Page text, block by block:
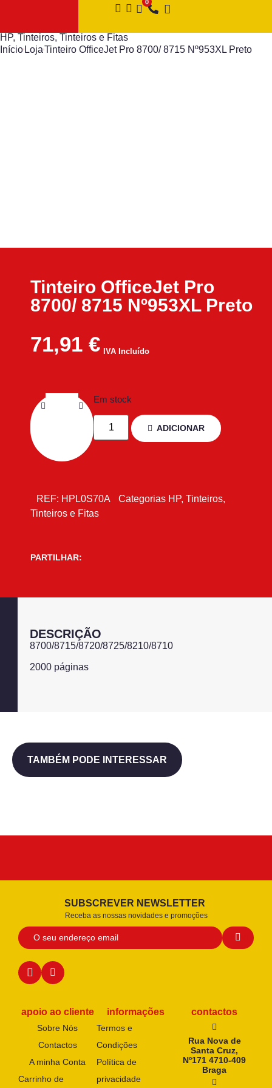
HP, Tinteiros, Tinteiros e Fitas
Início LojaTinteiro OfficeJet Pro 8700/ 8715 Nº953XL Preto
Tinteiro OfficeJet Pro
8700/ 8715 Nº953XL Preto
71,91 € IVA Incluído
Em stock
ADICIONAR
REF: HPL0S70A Categorias HP, Tinteiros,
Tinteiros e Fitas
PARTILHAR:
DESCRIÇÃO
8700/8715/8720/8725/8210/8710
2000 páginas
TAMBÉM PODE INTERESSAR
SUBSCREVER NEWSLETTER
Receba as nossas novidades e promoções
apoio ao cliente
Sobre Nós
Contactos
A minha Conta
Carrinho de
informações
Termos e
Condições
Política de
privacidade
contactos
Rua Nova de
Santa Cruz,
Nº171 4710-409
Braga